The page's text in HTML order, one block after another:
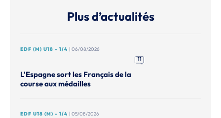
Plus d’actualités
EDF (M) U18 - 1/4 | 06/08/2026
11
L'Espagne sort les Français de la
course aux médailles
EDF U18 (M) - 1/4 | 05/08/2026